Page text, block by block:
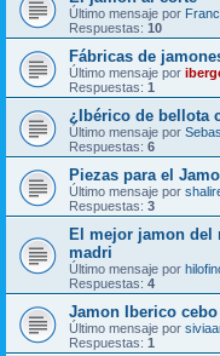
Último mensaje por
Respuestas: 10
Fábricas de
Último mensaje por
Respuestas: 1
¿Ibérico de bellota
Último mensaje por
Respuestas: 6
Piezas para el
Último mensaje por
Respuestas: 3
El mejor jamon del
madri
Último mensaje por
Respuestas: 4
Jamon Iberico
Último mensaje por
Respuestas: 1